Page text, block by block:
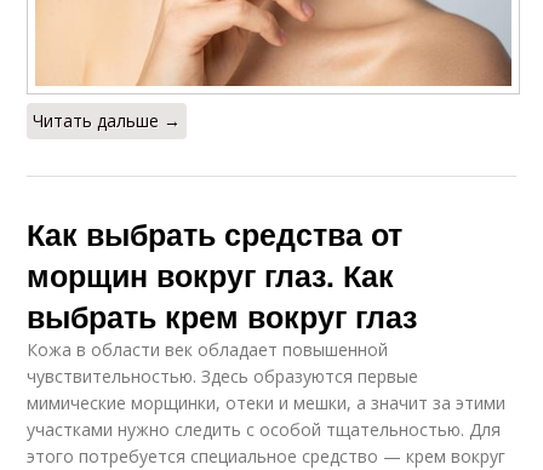
Читать дальше →
Как выбрать средства от
морщин вокруг глаз. Как
выбрать крем вокруг глаз
Кожа в области век обладает повышенной
чувствительностью. Здесь образуются первые
мимические морщинки, отеки и мешки, а значит за этими
участками нужно следить с особой тщательностью. Для
этого потребуется специальное средство — крем вокруг